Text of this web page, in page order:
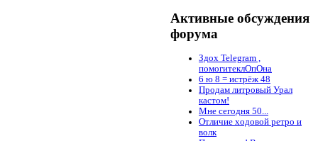
Активные обсуждения
форума
Здох Telegram ,
помогитеклОпОна
6 ю 8 = истрёж 48
Продам литровый Урал
кастом!
Мне сегодня 50...
Отличие ходовой ретро и
волк